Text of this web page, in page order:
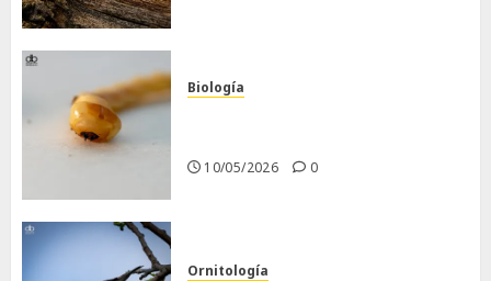
Biología
10/05/2026 0
Ornitología